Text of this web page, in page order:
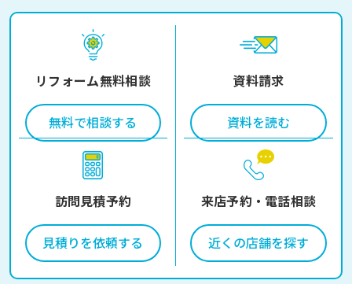
リフォーム無料相談
無料で相談する
資料請求
資料を読む
訪問見積予約
見積りを依頼する
来店予約・電話相談
近くの店舗を探す